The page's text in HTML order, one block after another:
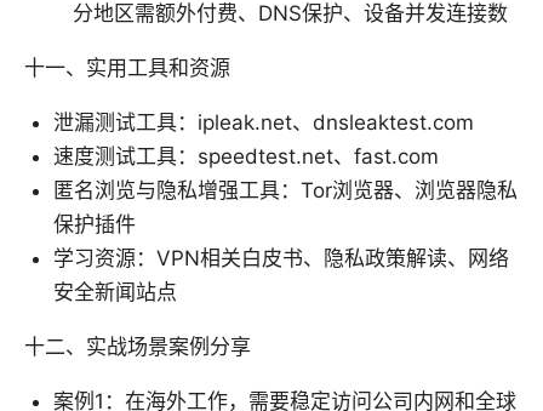
分地区需额外付费、DNS保护、设备并发连接数
十一、实用工具和资源
泄漏测试工具：ipleak.net、dnsleaktest.com
速度测试工具：speedtest.net、fast.com
匿名浏览与隐私增强工具：Tor浏览器、浏览器隐私
保护插件
学习资源：VPN相关白皮书、隐私政策解读、网络
安全新闻站点
十二、实战场景案例分享
案例1：在海外工作，需要稳定访问公司内网和全球